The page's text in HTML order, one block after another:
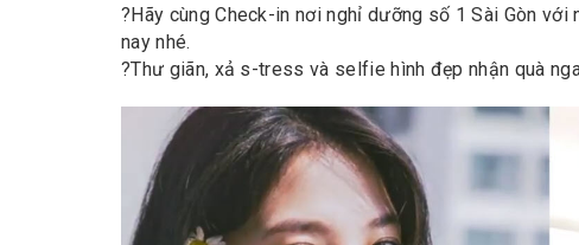
?Hãy cùng Check-in nơi nghỉ dưỡng số 1 Sài Gòn
nay nhé.
?Thư giãn, xả s-tress và selfie hình đẹp nhận quà